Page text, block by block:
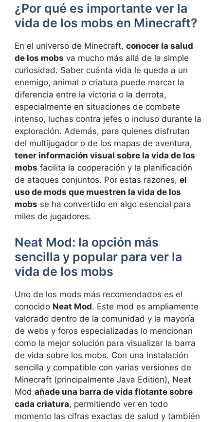
¿Por qué es importante ver la
vida de los mobs en Minecraft?
En el universo de Minecraft, conocer la salud
de los mobs va mucho más allá de la simple
curiosidad. Saber cuánta vida le queda a un
enemigo, animal o criatura puede marcar la
diferencia entre la victoria o la derrota,
especialmente en situaciones de combate
intenso, luchas contra jefes o incluso durante la
exploración. Además, para quienes disfrutan
del multijugador o de los mapas de aventura,
tener información visual sobre la vida de los
mobs facilita la cooperación y la planificación
de ataques conjuntos. Por estas razones, el
uso de mods que muestren la vida de los
mobs se ha convertido en algo esencial para
miles de jugadores.
Neat Mod: la opción más
sencilla y popular para ver la
vida de los mobs
Uno de los mods más recomendados es el
conocido Neat Mod. Este mod es ampliamente
valorado dentro de la comunidad y la mayoría
de webs y foros especializadas lo mencionan
como la mejor solución para visualizar la barra
de vida sobre los mobs. Con una instalación
sencilla y compatible con varias versiones de
Minecraft (principalmente Java Edition), Neat
Mod añade una barra de vida flotante sobre
cada criatura, permitiendo ver en todo
momento las cifras exactas de salud y también